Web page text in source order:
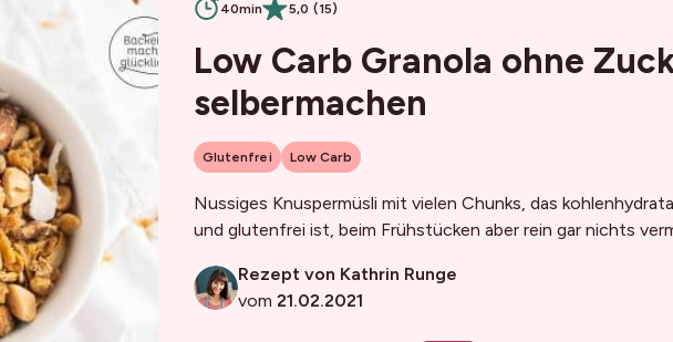
40min 5,0 (15)
Low Carb Granola ohne
selbermachen
Glutenfrei Low Carb
Nussiges Knuspermüsli mit vielen Chunks, das
und glutenfrei ist, beim Frühstücken aber rein gar nichts
Rezept von Kathrin Runge
vom 21.02.2021